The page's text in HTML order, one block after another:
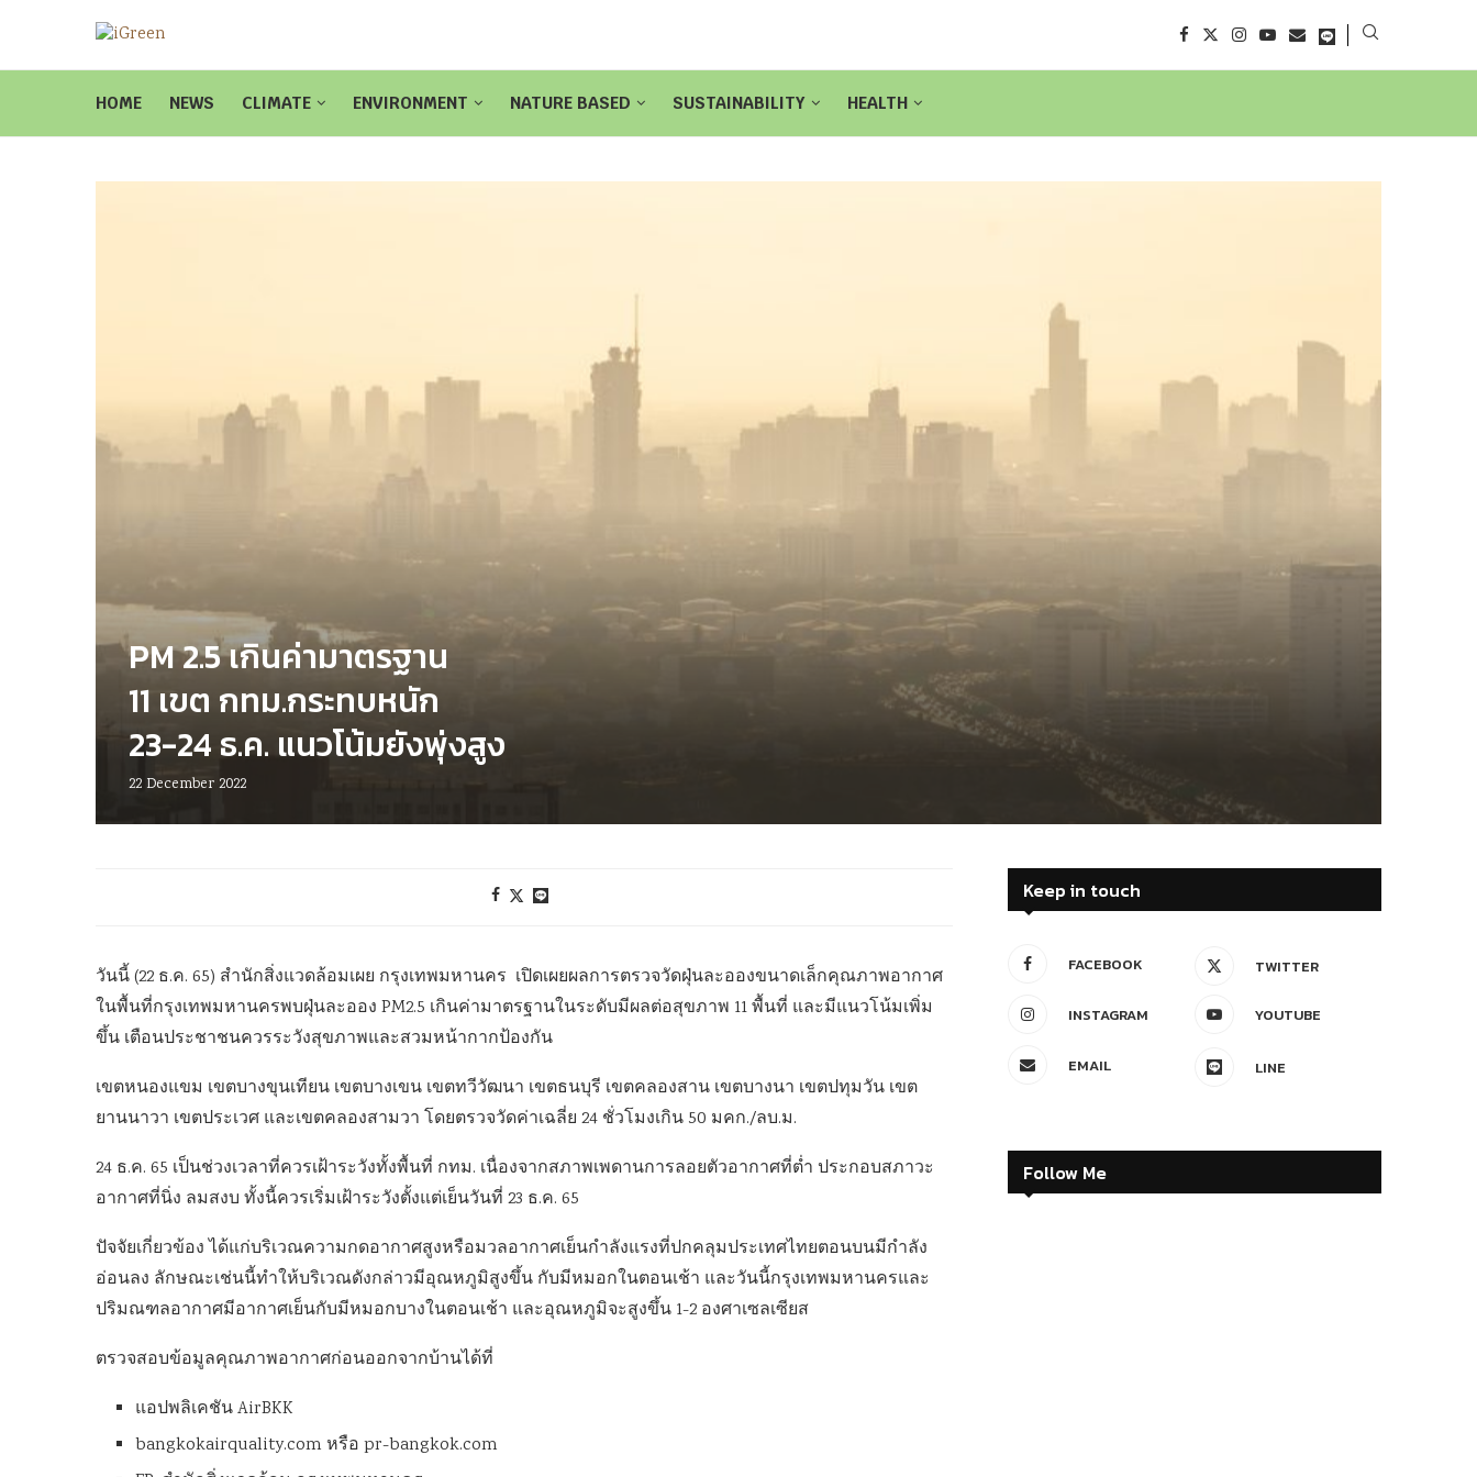
HOME NEWS CLIMATE ENVIRONMENT NATURE BASED SUSTAINABILITY HEALTH
PM 2.5 เกินค่ามาตรฐาน
11 เขต กทม.กระทบหนัก
23-24 ธ.ค. แนวโน้มยังพุ่งสูง
22 December 2022
วันนี้ (22 ธ.ค. 65) สำนักสิ่งแวดล้อมเผย กรุงเทพมหานคร เปิดเผยผลการตรวจวัดฝุ่นละอองขนาดเล็กคุณภาพอากาศ
ในพื้นที่กรุงเทพมหานครพบฝุ่นละออง PM2.5 เกินค่ามาตรฐานในระดับมีผลต่อสุขภาพ 11 พื้นที่ และมีแนวโน้มเพิ่ม
ขึ้น เตือนประชาชนควรระวังสุขภาพและสวมหน้ากากป้องกัน
เขตหนองแขม เขตบางขุนเทียน เขตบางเขน เขตทวีวัฒนา เขตธนบุรี เขตคลองสาน เขตบางนา เขตปทุมวัน เขต
ยานนาวา เขตประเวศ และเขตคลองสามวา โดยตรวจวัดค่าเฉลี่ย 24 ชั่วโมงเกิน 50 มคก./ลบ.ม.
24 ธ.ค. 65 เป็นช่วงเวลาที่ควรเฝ้าระวังทั้งพื้นที่ กทม. เนื่องจากสภาพเพดานการลอยตัวอากาศที่ต่ำ ประกอบสภาวะ
อากาศที่นิ่ง ลมสงบ ทั้งนี้ควรเริ่มเฝ้าระวังตั้งแต่เย็นวันที่ 23 ธ.ค. 65
ปัจจัยเกี่ยวข้อง ได้แก่บริเวณความกดอากาศสูงหรือมวลอากาศเย็นกำลังแรงที่ปกคลุมประเทศไทยตอนบนมีกำลัง
อ่อนลง ลักษณะเช่นนี้ทำให้บริเวณดังกล่าวมีอุณหภูมิสูงขึ้น กับมีหมอกในตอนเช้า และวันนี้กรุงเทพมหานครและ
ปริมณฑลอากาศมีอากาศเย็นกับมีหมอกบางในตอนเช้า และอุณหภูมิจะสูงขึ้น 1-2 องศาเซลเซียส
ตรวจสอบข้อมูลคุณภาพอากาศก่อนออกจากบ้านได้ที่
แอปพลิเคชัน AirBKK
bangkokairquality.com หรือ pr-bangkok.com
Keep in touch
FACEBOOK TWITTER
INSTAGRAM YOUTUBE
EMAIL LINE
Follow Me